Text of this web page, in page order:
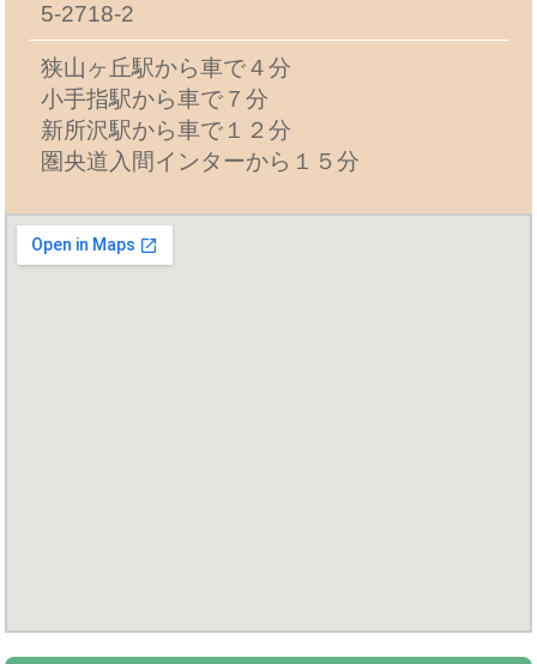
5-2718-2
狭山ヶ丘駅から車で４分
小手指駅から車で７分
新所沢駅から車で１２分
圏央道入間インターから１５分